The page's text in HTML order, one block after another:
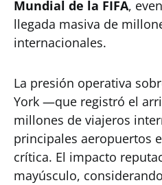
Mundial de la FIFA,
llegada masiva de
internacionales.
La presión operativa
York —que registró el
millones de viajeros
principales aeropuertos
crítica. El impacto
mayúsculo,